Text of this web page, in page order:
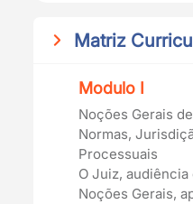
Matriz
Modulo I
Noções Gerais
Normas,
Processuais
O Juiz,
Noções Gerais,